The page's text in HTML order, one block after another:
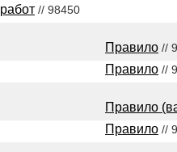
работ // 98450
Правило //
Правило //
Правило
Правило //